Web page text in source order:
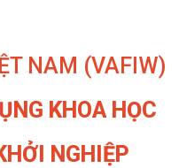
NAM (VAFIW)
KHOA HỌC
NGHIỆP